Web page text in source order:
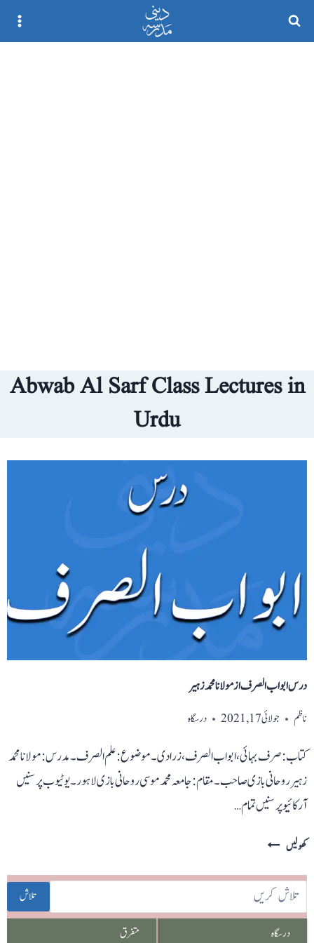
Skip
Abwab Al Sarf Class Lectures in
Urdu
درس ابواب الصرف از مولانا محمد زہیر
ناظم جولائی 17, 2021 درسگاہ
کتاب:صرف بہائی، ابواب الصرف، زرادی ۔ موضوع:علم الصرف۔ مدرس: مولانا محمد
زہیر روحانی بازی صاحب۔ مقام: جامعہ محمد موسی روحانی بازی لاہور۔ یوٹیوب پر سنیں
آرکائیو پر سنیں تمام…
کھولیںدرس
الصرف
از
مولانا
تلاش
درسگاہ
متفرق